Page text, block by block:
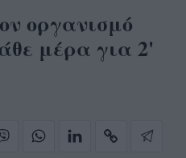
οργανισμό
μέρα για 2'